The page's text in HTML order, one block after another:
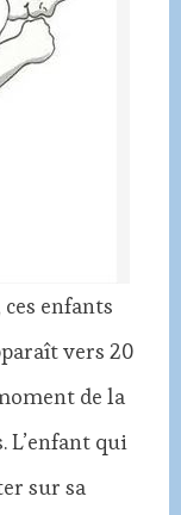
ces enfants
vers 20
de la
L’enfant qui
sur sa